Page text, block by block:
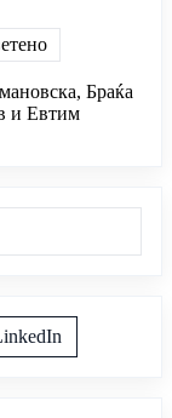
Браќа
и Евтим